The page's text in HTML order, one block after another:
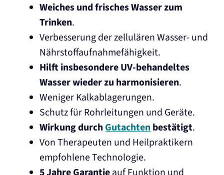
Weiches und frisches Wasser zum
Trinken.
Verbesserung der zellulären Wasser- und
Nährstoffaufnahmefähigkeit.
Hilft insbesondere UV-behandeltes
Wasser wieder zu harmonisieren.
Weniger Kalkablagerungen.
Schutz für Rohrleitungen und Geräte.
Wirkung durchGutachtenbestätigt.
Von Therapeuten und Heilpraktikern
empfohlene Technologie.